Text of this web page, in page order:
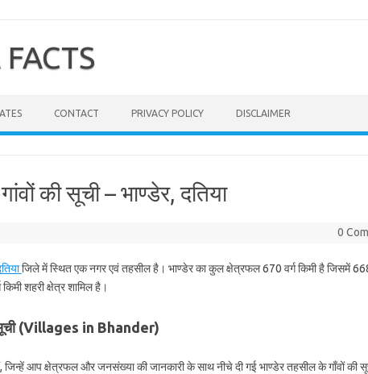
CONTACT PRIVACY POLICY DISCLAIMER
की सूची – भाण्डेर, दतिया
0
जिले में स्थित एक नगर एवं तहसील है। भाण्डेर का कुल क्षेत्रफल 670 वर्ग किमी है जिसमें
शहरी क्षेत्र शामिल है।
सूची (Villages in Bhander)
आप क्षेत्रफल और जनसंख्या की जानकारी के साथ नीचे दी गई भाण्डेर तहसील के गाँवों की